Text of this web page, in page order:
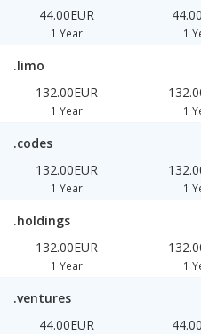
44.00EUR
1 Year 1
.limo
132.00EUR
1 Year 1
.codes
132.00EUR
1 Year 1
.holdings
132.00EUR
1 Year 1
.ventures
44.00EUR